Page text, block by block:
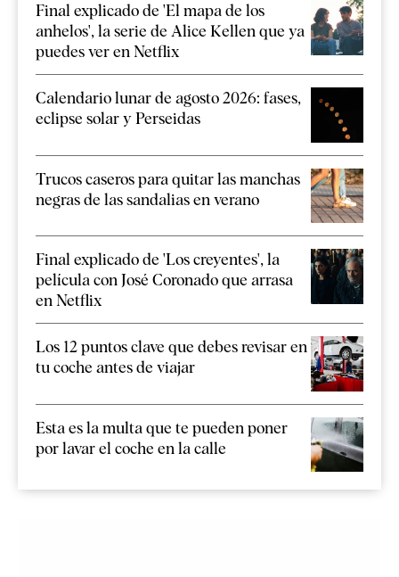
Final explicado de 'El mapa de los
anhelos', la serie de Alice Kellen que ya
puedes ver en Netflix
Calendario lunar de agosto 2026: fases,
eclipse solar y Perseidas
Trucos caseros para quitar las manchas
negras de las sandalias en verano
Final explicado de 'Los creyentes', la
película con José Coronado que arrasa
en Netflix
Los 12 puntos clave que debes revisar en
tu coche antes de viajar
Esta es la multa que te pueden poner
por lavar el coche en la calle